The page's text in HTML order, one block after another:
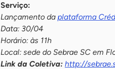
Serviço:
Lançamento da plataforma
Data: 30/04
Horário: às 11h
Local: sede do Sebrae SC em
Link da Coletiva: http://